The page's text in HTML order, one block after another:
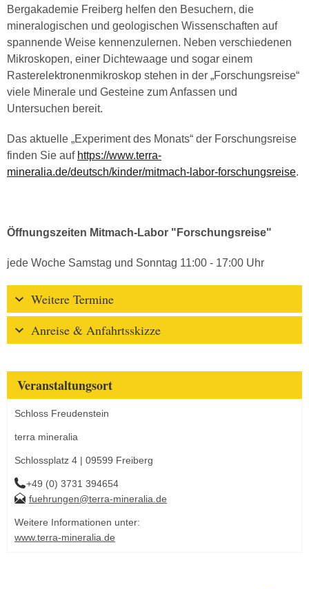
Bergakademie Freiberg helfen den Besuchern, die
mineralogischen und geologischen Wissenschaften auf
spannende Weise kennenzulernen. Neben verschiedenen
Mikroskopen, einer Dichtewaage und sogar einem
Rasterelektronenmikroskop stehen in der „Forschungsreise“
viele Minerale und Gesteine zum Anfassen und
Untersuchen bereit.
Das aktuelle „Experiment des Monats“ der Forschungsreise
finden Sie auf https://www.terra-
mineralia.de/deutsch/kinder/mitmach-labor-forschungsreise.
Öffnungszeiten Mitmach-Labor "Forschungsreise"
jede Woche Samstag und Sonntag 11:00 - 17:00 Uhr
Weitere Termine
Anreise & Anfahrtsskizze
Veranstaltungsort
Schloss Freudenstein
terra mineralia
Schlossplatz 4 | 09599 Freiberg
+49 (0) 3731 394654
fuehrungen@terra-mineralia.de
Weitere Informationen unter:
www.terra-mineralia.de